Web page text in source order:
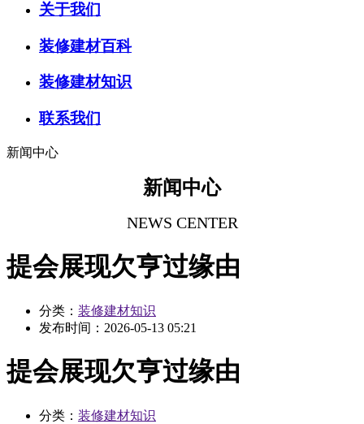
关于我们
装修建材百科
装修建材知识
联系我们
新闻中心
新闻中心
NEWS CENTER
提会展现欠亨过缘由
分类： 装修建材知识
发布时间： 2026-05-13 05:21
提会展现欠亨过缘由
分类： 装修建材知识